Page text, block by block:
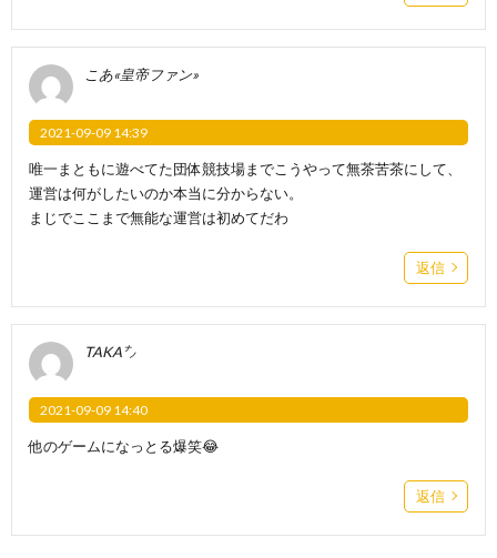
こあ«皇帝ファン»
2021-09-09 14:39
唯一まともに遊べてた団体競技場までこうやって無茶苦茶にして、
運営は何がしたいのか本当に分からない。
まじでここまで無能な運営は初めてだわ
返信
TAKA㌨
2021-09-09 14:40
他のゲームになっとる爆笑😂
返信